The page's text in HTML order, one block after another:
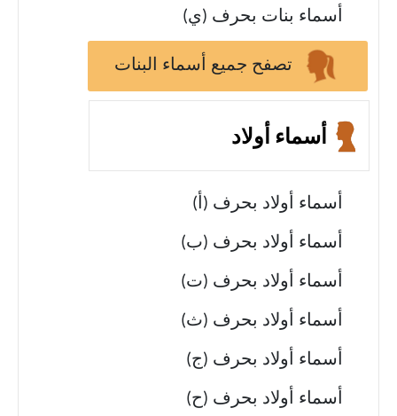
أسماء بنات بحرف (ي)
تصفح جميع أسماء البنات
أسماء أولاد
أسماء أولاد بحرف (أ)
أسماء أولاد بحرف (ب)
أسماء أولاد بحرف (ت)
أسماء أولاد بحرف (ث)
أسماء أولاد بحرف (ج)
أسماء أولاد بحرف (ح)